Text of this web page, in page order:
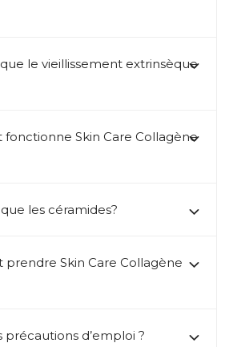
que le vieillissement extrinsèque
Skin Care Collagène
les céramides?
prendre Skin Care Collagène
précautions d’emploi ?